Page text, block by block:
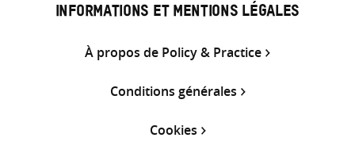
INFORMATIONS ET MENTIONS LÉGALES
À propos de Policy & Practice
Conditions générales
Cookies